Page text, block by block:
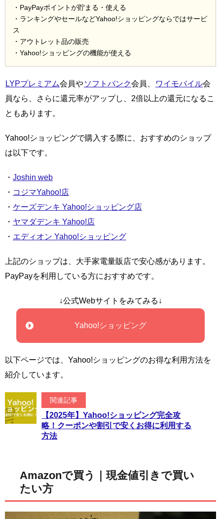
・PayPayポイントが貯まる・使える
・ランキングやセールなどYahoo!ショッピングならではサービ
ス
・アウトレット品の販売
・Yahoo!ショッピングの機能が使える
LYPプレミアム会員やソフトバンク会員、 ワイモバイル会
員なら、さらに還元率がアップし、2倍以上の還元になるこ
ともあります。
Yahoo!ショッピングで購入する際に、おすすめのショップ
は以下です。
・ Joshin web
・ コジマYahoo!店
・ ケーズデンキ Yahoo!ショッピング店
・ ヤマダデンキ Yahoo!店
・ エディオン Yahoo!ショッピング
上記のショップは、大手家電量販店で安心感があります。
PayPayを利用している方におすすめです。
↓公式Webサイトをみてみる↓
Yahoo!ショッピング
以下ページでは、Yahoo!ショッピングのお得な利用方法を
紹介しています。
関連記事
【2025年】Yahoo!ショッピング完全攻
略！クーポンや割引で安くお得に利用する
方法
Amazonで買う｜現金値引きで買い
たい方